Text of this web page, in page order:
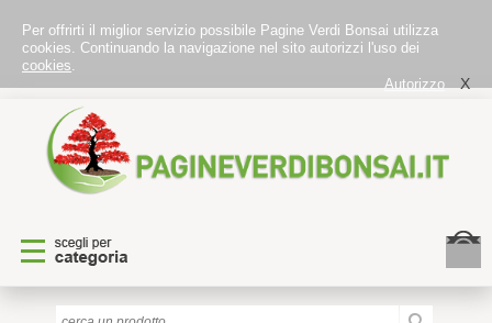
Per offrirti il miglior servizio possibile Pagine Verdi Bonsai utilizza
cookies. Continuando la navigazione nel sito autorizzi l'uso dei
cookies.
Autorizzo
X